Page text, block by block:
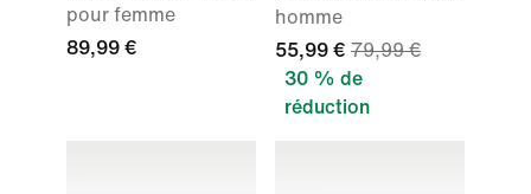
pour femme
89,99 €
homme
55,99 € 79,99 €
30 % de
réduction